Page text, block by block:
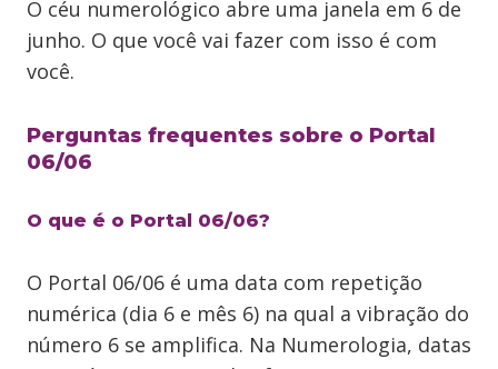
O céu numerológico abre uma janela em 6 de
junho. O que você vai fazer com isso é com
você.
Perguntas frequentes sobre o Portal
06/06
O que é o Portal 06/06?
O Portal 06/06 é uma data com repetição
numérica (dia 6 e mês 6) na qual a vibração do
número 6 se amplifica. Na Numerologia, datas